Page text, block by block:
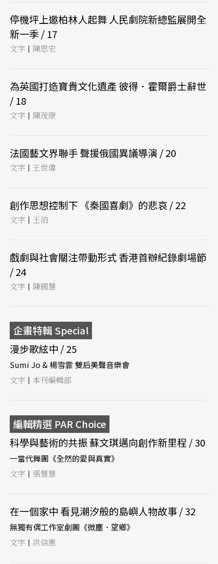
停機坪上邀柏林人起舞 人民劇院新總監展開全
新一季 / 17
文字 | 陳思宏
為英國打造寶貴文化遺產 彼得．霍爾爵士辭世
/ 18
文字 | 陳茂康
法國藝文界聯手 聲援俄國異議導演 / 20
文字 | 王世偉
創作思想控制下 《秦國喜劇》的悲哀 / 22
文字 | 王泊
戲劇與社會關注帶動形式 香港首辦紀錄劇場節
/ 24
文字 | 陳國慧
企畫特輯 Special
漫步歌絃中 / 25
Sumi Jo & 楊雪霏 雙后美聲音樂會
文字 | 本刊編輯部
編輯精選 PAR Choice
科學與藝術的共振 蘇文琪邁向創作新里程 / 30
一當代舞團《全然的愛與真實》
文字 | 張慧慧
在一個家中 看見潮汐般的島嶼人物故事 / 32
無獨有偶工作室劇團《微塵．望鄉》
文字 | 洪信惠